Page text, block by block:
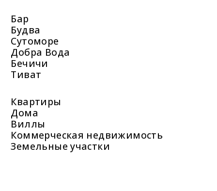
Бар
Будва
Сутоморе
Добра Вода
Бечичи
Тиват
Квартиры
Дома
Виллы
Коммерческая недвижимость
Земельные участки